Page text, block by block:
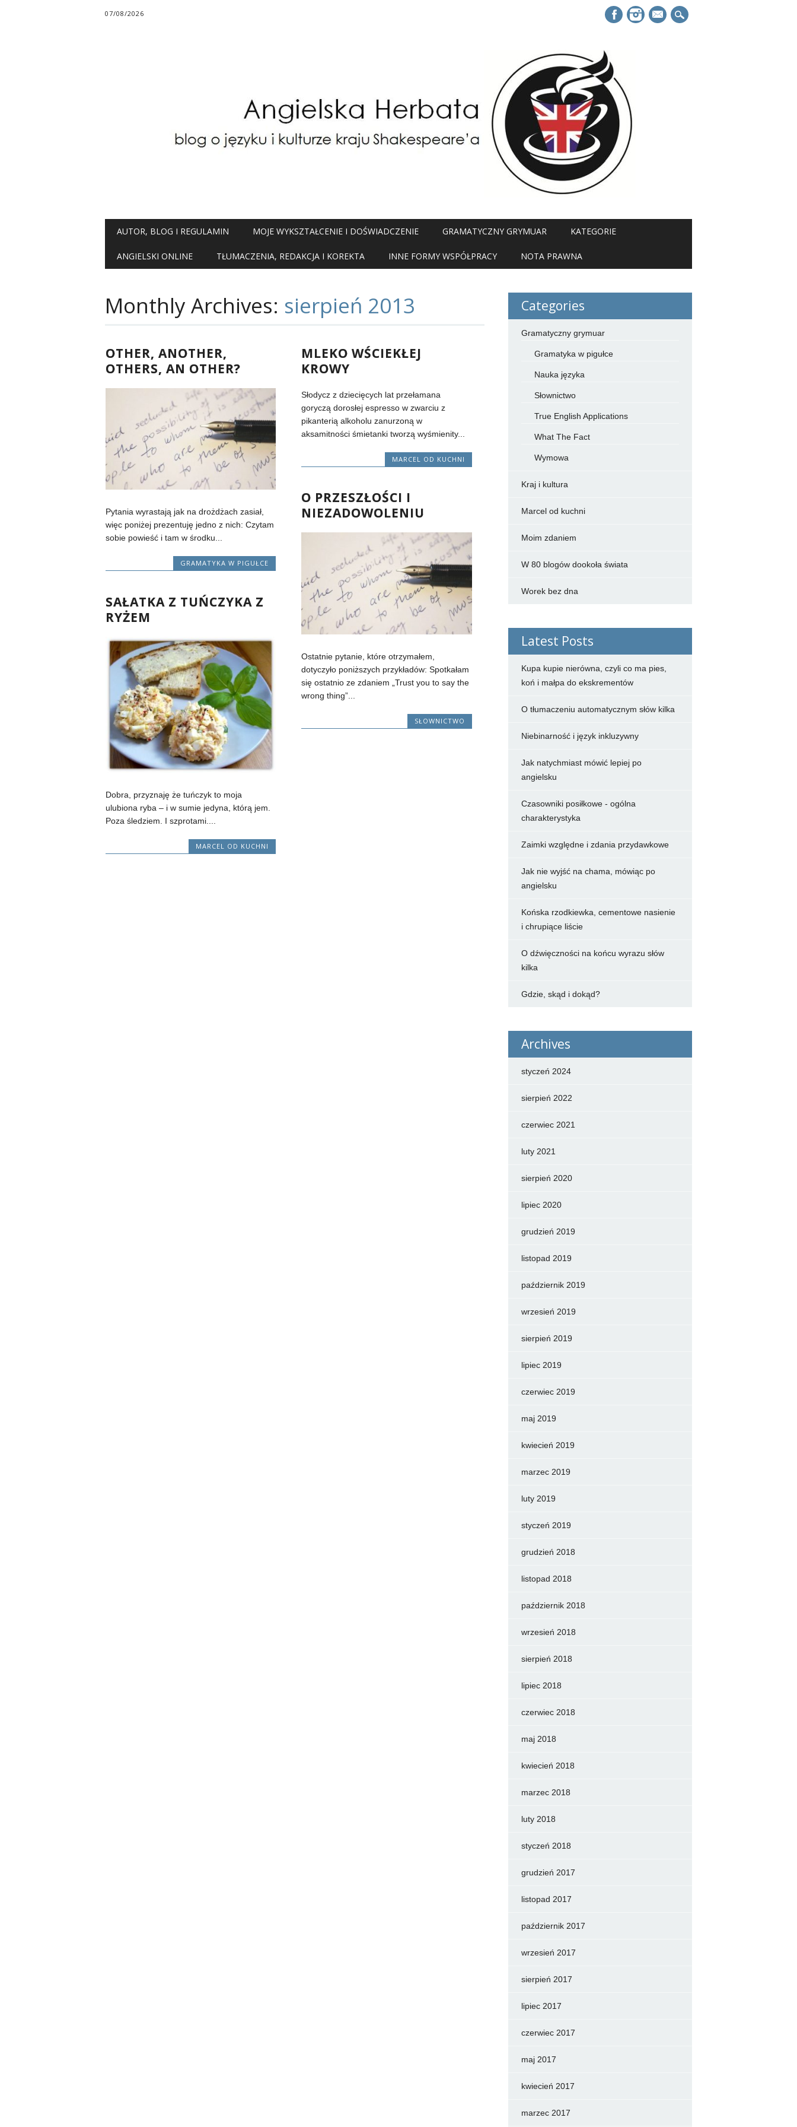
07/08/2026
mail
Main menu
AUTOR, BLOG I REGULAMIN MOJE WYKSZTAŁCENIE I DOŚWIADCZENIE GRAMATYCZNY GRYMUAR KATEGORIE
ANGIELSKI ONLINE TŁUMACZENIA, REDAKCJA I KOREKTA INNE FORMY WSPÓŁPRACY NOTA PRAWNA
Monthly Archives: sierpień 2013
OTHER, ANOTHER,
OTHERS, AN OTHER?
Pytania wyrastają jak na drożdżach zasiał,
więc poniżej prezentuję jedno z nich: Czytam
sobie powieść i tam w środku...
GRAMATYKA W PIGUŁCE
MLEKO WŚCIEKŁEJ
KROWY
Słodycz z dziecięcych lat przełamana
goryczą dorosłej espresso w zwarciu z
pikanterią alkoholu zanurzoną w
aksamitności śmietanki tworzą wyśmienity...
MARCEL OD KUCHNI
O PRZESZŁOŚCI I
NIEZADOWOLENIU
Ostatnie pytanie, które otrzymałem,
dotyczyło poniższych przykładów: Spotkałam
się ostatnio ze zdaniem „Trust you to say the
wrong thing”...
SŁOWNICTWO
SAŁATKA Z TUŃCZYKA Z
RYŻEM
Dobra, przyznaję że tuńczyk to moja
ulubiona ryba – i w sumie jedyna, którą jem.
Poza śledziem. I szprotami....
MARCEL OD KUCHNI
Categories
Gramatyczny grymuar
Gramatyka w pigułce
Nauka języka
Słownictwo
True English Applications
What The Fact
Wymowa
Kraj i kultura
Marcel od kuchni
Moim zdaniem
W 80 blogów dookoła świata
Worek bez dna
Latest Posts
Kupa kupie nierówna, czyli co ma pies,
koń i małpa do ekskrementów
O tłumaczeniu automatycznym słów kilka
Niebinarność i język inkluzywny
Jak natychmiast mówić lepiej po
angielsku
Czasowniki posiłkowe - ogólna
charakterystyka
Zaimki względne i zdania przydawkowe
Jak nie wyjść na chama, mówiąc po
angielsku
Końska rzodkiewka, cementowe nasienie
i chrupiące liście
O dźwięczności na końcu wyrazu słów
kilka
Gdzie, skąd i dokąd?
Archives
styczeń 2024
sierpień 2022
czerwiec 2021
luty 2021
sierpień 2020
lipiec 2020
grudzień 2019
listopad 2019
październik 2019
wrzesień 2019
sierpień 2019
lipiec 2019
czerwiec 2019
maj 2019
kwiecień 2019
marzec 2019
luty 2019
styczeń 2019
grudzień 2018
listopad 2018
październik 2018
wrzesień 2018
sierpień 2018
lipiec 2018
czerwiec 2018
maj 2018
kwiecień 2018
marzec 2018
luty 2018
styczeń 2018
grudzień 2017
listopad 2017
październik 2017
wrzesień 2017
sierpień 2017
lipiec 2017
czerwiec 2017
maj 2017
kwiecień 2017
marzec 2017